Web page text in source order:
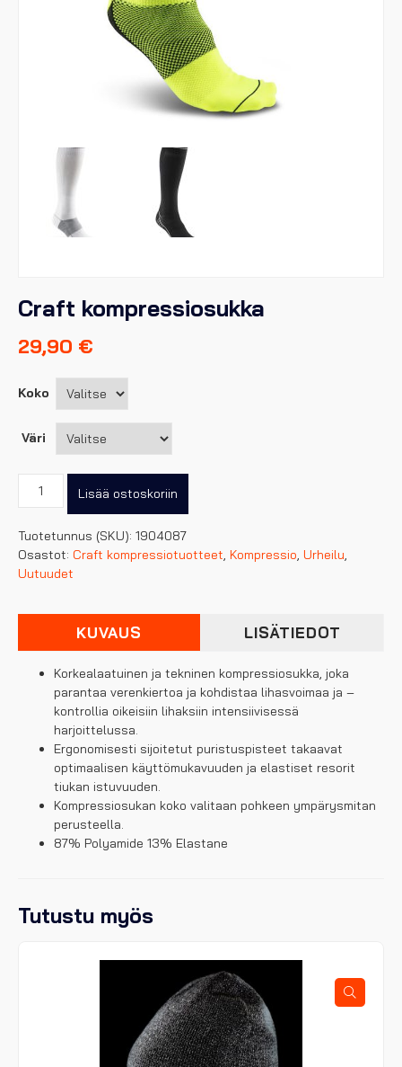
Craft kompressiosukka
29,90 €
Koko
Väri
kompressiosukkaLisää ostoskoriin
Tuotetunnus (SKU): 1904087
Osastot: Craft kompressiotuotteet, Kompressio, Urheilu,
Uutuudet
KUVAUS LISÄTIEDOT
Korkealaatuinen ja tekninen kompressiosukka, joka
parantaa verenkiertoa ja kohdistaa lihasvoimaa ja –
kontrollia oikeisiin lihaksiin intensiivisessä
harjoittelussa.
Ergonomisesti sijoitetut puristuspisteet takaavat
optimaalisen käyttömukavuuden ja elastiset resorit
tiukan istuvuuden.
Kompressiosukan koko valitaan pohkeen ympärysmitan
perusteella.
87% Polyamide 13% Elastane
Tutustu myös